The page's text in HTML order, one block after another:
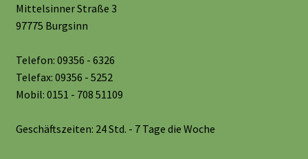
Mittelsinner Straße 3
97775 Burgsinn
Telefon: 09356 - 6326
Telefax: 09356 - 5252
Mobil: 0151 - 708 51109
Geschäftszeiten: 24 Std. - 7 Tage die Woche